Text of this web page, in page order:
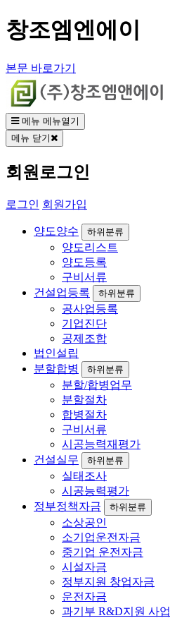
창조엠엔에이
본문 바로가기
메뉴 메뉴열기
메뉴 닫기
회원로그인
로그인 회원가입
양도양수 하위분류
양도리스트
양도등록
구비서류
건설업등록
하위분류
공사업등록
기업진단
공제조합
법인설립
분할합병
하위분류
분할/합병업무
분할절차
합병절차
구비서류
시공능력재평가
건설실무
하위분류
실태조사
시공능력평가
정부정책자금
하위분류
소상공인
소기업운전자금
중기업 운전자금
시설자금
정부지원 창업자금
운전자금
과기부 R&D지원 사업